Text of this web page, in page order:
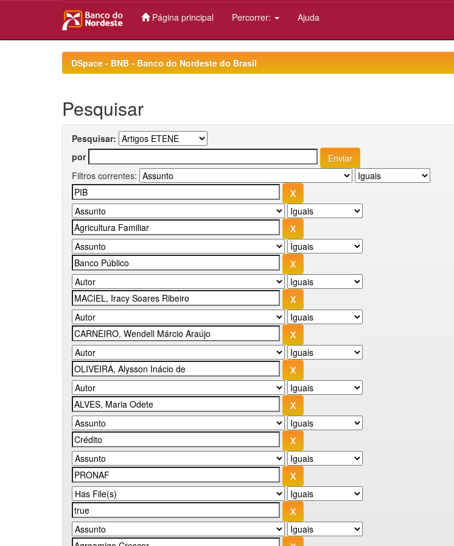
Página principal Percorrer: Ajuda
DSpace - BNB - Banco do Nordeste do Brasil
Pesquisar
Pesquisar:
por
Filtros correntes: